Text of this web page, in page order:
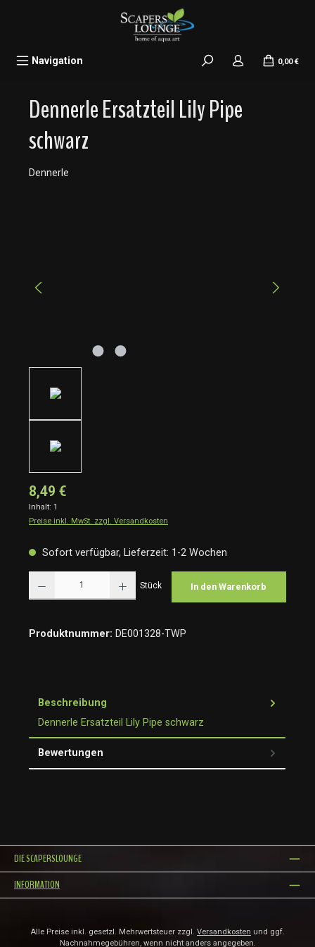
Navigation 0,00 €
Dennerle Ersatzteil Lily Pipe
schwarz
Dennerle
8,49 €
Inhalt: 1
Preise inkl. MwSt. zzgl. Versandkosten
Sofort verfügbar, Lieferzeit: 1-2 Wochen
Stück In den Warenkorb
Produktnummer: DE001328-TWP
Beschreibung
Dennerle Ersatzteil Lily Pipe schwarz
Bewertungen
DIE SCAPERSLOUNGE
INFORMATION
Alle Preise inkl. gesetzl. Mehrwertsteuer zzgl. Versandkosten und ggf.
Nachnahmegebühren, wenn nicht anders angegeben.